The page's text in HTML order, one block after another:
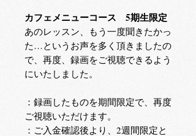
カフェメニューコース 5期生限定
あのレッスン、もう一度聞きたかっ
た…というお声を多く頂きましたの
で、再度、録画をご視聴できるよう
にいたしました。
：録画したものを期間限定で、再度
ご視聴いただけます。
：ご入金確認後より、2週間限定と